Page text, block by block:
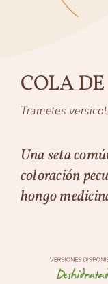
COLA
Trametes
Una seta
coloración
hongo